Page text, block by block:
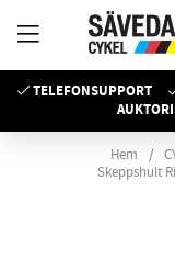
TELEFONSUPPORT
Hem
Skeppshult